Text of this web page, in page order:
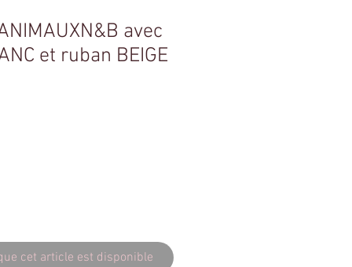
avec
et ruban BEIGE
cet article est disponible